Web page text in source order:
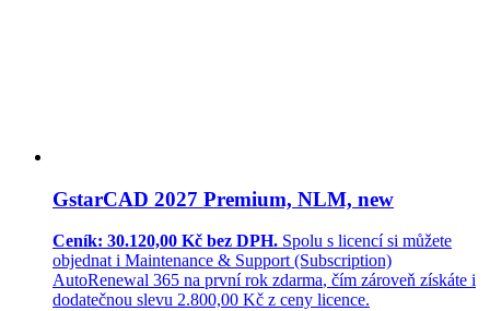
GstarCAD 2027 Premium, NLM, new
Ceník: 30.120,00 Kč bez DPH. Spolu s licencí si můžete
objednat i Maintenance & Support (Subscription)
AutoRenewal 365 na první rok zdarma, čím zároveň získáte i
dodatečnou slevu 2.800,00 Kč z ceny licence.